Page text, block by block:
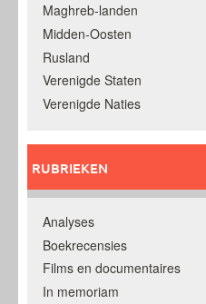
Maghreb-landen
Midden-Oosten
Rusland
Verenigde Staten
Verenigde Naties
RUBRIEKEN
Analyses
Boekrecensies
Films en documentaires
In memoriam